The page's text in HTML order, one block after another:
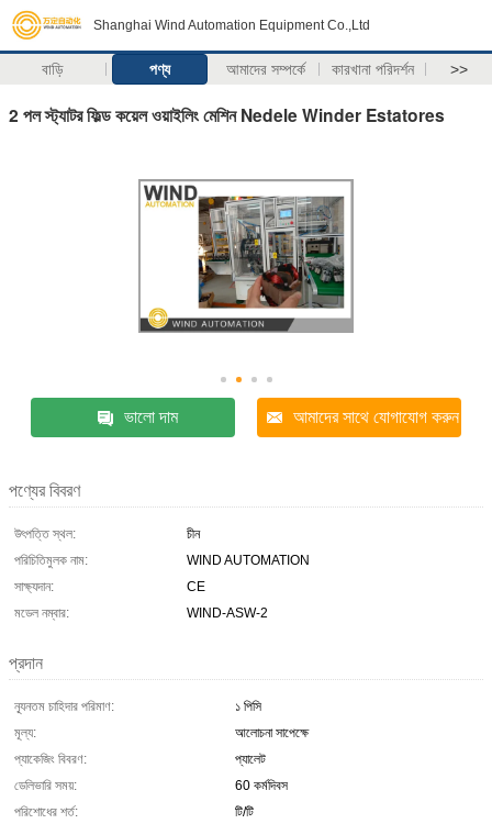
Shanghai Wind Automation Equipment Co.,Ltd
বাড়ি পণ্য আমাদের সম্পর্কে কারখানা পরিদর্শন >>
2 পল স্ট্যাটর ফিল্ড কয়েল ওয়াইলিং মেশিন Nedele Winder Estatores
ভালো দাম আমাদের সাথে যোগাযোগ করুন
পণ্যের বিবরণ
উৎপত্তি স্থল:
চীন
পরিচিতিমুলক নাম:
WIND AUTOMATION
সাক্ষ্যদান:
CE
মডেল নম্বার:
WIND-ASW-2
প্রদান
ন্যূনতম চাহিদার পরিমাণ:
১ পিসি
মূল্য:
আলোচনা সাপেক্ষে
প্যাকেজিং বিবরণ:
প্যালেট
ডেলিভারি সময়:
60 কর্মদিবস
পরিশোধের শর্ত:
টি/টি